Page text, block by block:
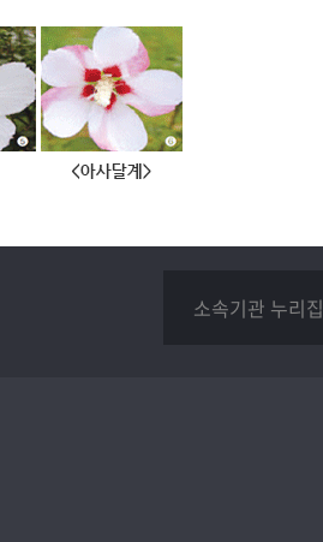
소속기관 누리집